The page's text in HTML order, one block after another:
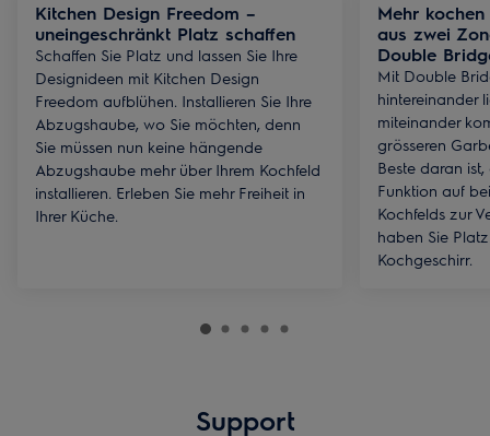
Kitchen Design Freedom –
uneingeschränkt Platz schaffen
Schaffen Sie Platz und lassen Sie Ihre
Designideen mit Kitchen Design
Freedom aufblühen. Installieren Sie Ihre
Abzugshaube, wo Sie möchten, denn
Sie müssen nun keine hängende
Abzugshaube mehr über Ihrem Kochfeld
installieren. Erleben Sie mehr Freiheit in
Ihrer Küche.
Mehr
aus zwei
Double
Mit Double
hintereinander
miteinander
grösseren
Beste daran
Funktion auf
Kochfelds zur
haben Sie
Kochgeschirr.
Support